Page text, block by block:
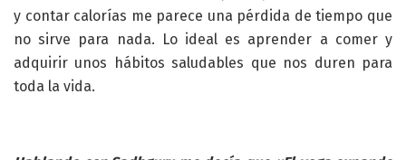
y contar calorías me parece una pérdida de tiempo que
no sirve para nada. Lo ideal es aprender a comer y
adquirir unos hábitos saludables que nos duren para
toda la vida.